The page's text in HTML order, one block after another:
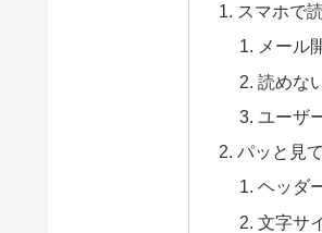
スマホで
メール
読めな
ユーザ
パッと見
ヘッダ
文字サ